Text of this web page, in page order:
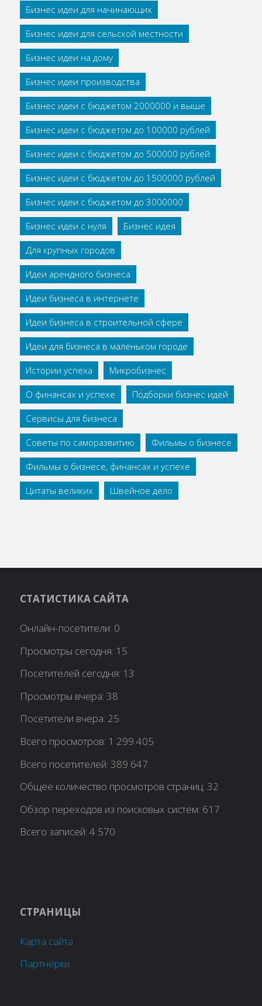
Бизнес идеи для начинающих
Бизнес идеи для сельской местности
Бизнес идеи на дому
Бизнес идеи производства
Бизнес идеи с бюджетом 2000000 и выше
Бизнес идеи с бюджетом до 100000 рублей
Бизнес идеи с бюджетом до 500000 рублей
Бизнес идеи с бюджетом до 1500000 рублей
Бизнес идеи с бюджетом до 3000000
Бизнес идеи с нуля
Бизнес идея
Для крупных городов
Идеи арендного бизнеса
Идеи бизнеса в интернете
Идеи бизнеса в строительной сфере
Идеи для бизнеса в маленьком городе
Истории успеха
Микробизнес
О финансах и успехе
Подборки бизнес идей
Сервисы для бизнеса
Советы по саморазвитию
Фильмы о бизнесе
Фильмы о бизнесе, финансах и успехе
Цитаты великих
Швейное дело
СТАТИСТИКА САЙТА
Онлайн-посетители: 0
Просмотры сегодня: 15
Посетителей сегодня: 13
Просмотры вчера:38
Посетители вчера: 25
Всего просмотров: 1 299 405
Всего посетителей:389 647
Общее количество просмотров страниц:32
Обзор переходов из поисковых систем: 617
Всего записей:4 570
СТРАНИЦЫ
Карта сайта
Партнёрки